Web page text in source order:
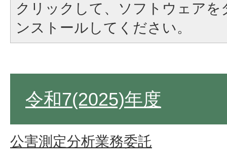
クリックして、ソフトウェア
ンストールしてください。
令和7(2025)年度
公害測定分析業務委託